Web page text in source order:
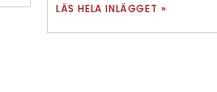
LÄS HELA INLÄGGET »